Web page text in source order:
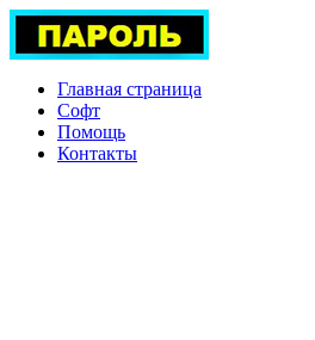
Главная страница
Софт
Помощь
Контакты